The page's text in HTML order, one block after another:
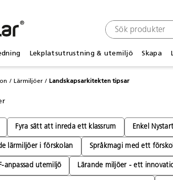
Lekplatsutrustning & utemiljö Skapa
Lärmiljöer Landskapsarkitekten tipsar
Fyra sätt att inreda ett klassrum Enkel
lärmiljöer i förskolan Språkmagi med ett
anpassad utemiljö Lärande miljöer - ett